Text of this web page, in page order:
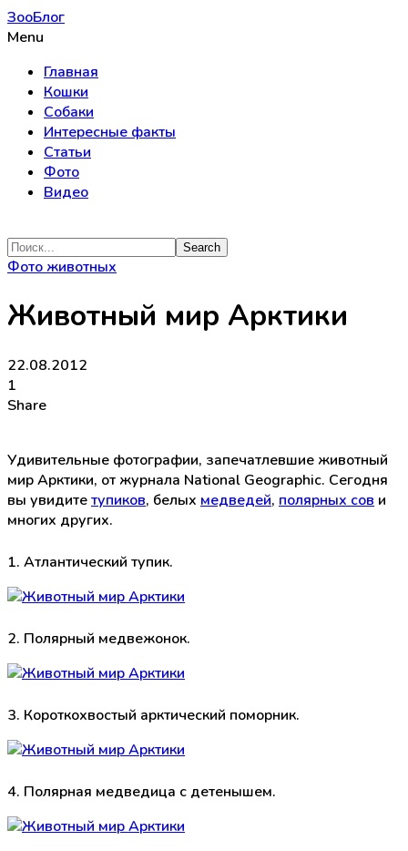
ЗооБлог
Menu
Главная
Кошки
Собаки
Интересные факты
Статьи
Фото
Видео
Фото животных
Животный мир Арктики
22.08.2012
1
Share
Удивительные фотографии, запечатлевшие животный
мир Арктики, от журнала National Geographic. Сегодня
вы увидитетупиков, белых медведей, полярных сов и
многих других.
1. Атлантический тупик.
2. Полярный медвежонок.
3. Короткохвостый арктический поморник.
4. Полярная медведица с детенышем.